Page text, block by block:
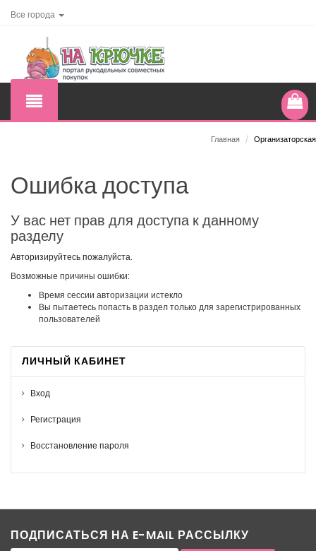
Все города
Главная / Организаторская
Ошибка доступа
У вас нет прав для доступа к данному
разделу
Авторизируйтесь пожалуйста.
Возможные причины ошибки:
Время сессии авторизации истекло
Вы пытаетесь попасть в раздел только для зарегистрированных
пользователей
ЛИЧНЫЙ КАБИНЕТ
Вход
Регистрация
Восстановление пароля
ПОДПИСАТЬСЯ НА E-MAIL РАССЫЛКУ